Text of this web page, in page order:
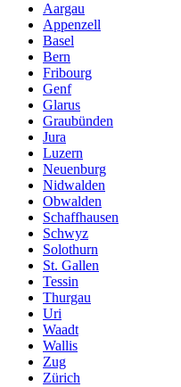
Aargau
Appenzell
Basel
Bern
Fribourg
Genf
Glarus
Graubünden
Jura
Luzern
Neuenburg
Nidwalden
Obwalden
Schaffhausen
Schwyz
Solothurn
St. Gallen
Tessin
Thurgau
Uri
Waadt
Wallis
Zug
Zürich